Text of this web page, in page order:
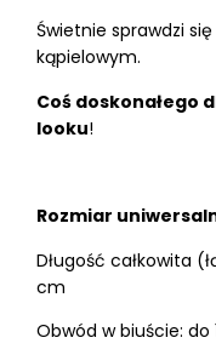
Świetnie sprawdzi
kąpielowym.
Coś doskonałego
looku!
Rozmiar
Długość całkowita
cm
Obwód w biuście: do